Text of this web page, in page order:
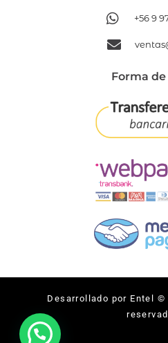
+56 9
Forma
Desarrollado por Entel ©